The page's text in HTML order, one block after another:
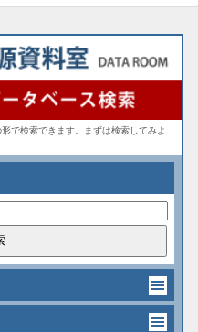
で検索できます。まずは検索してみよ